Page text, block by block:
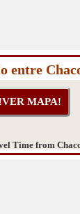
entre
Time from